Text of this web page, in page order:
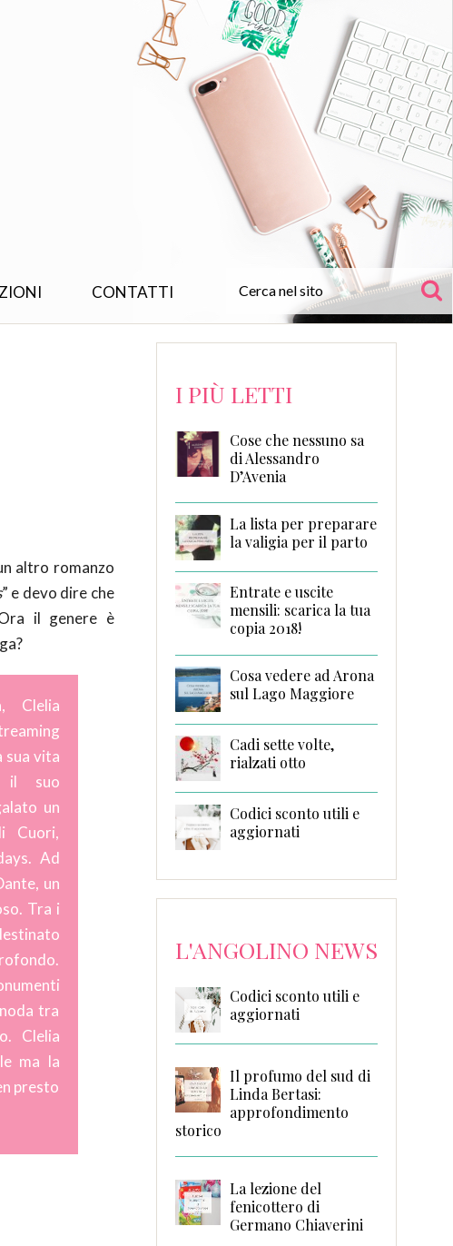
CONTATTI
altro romanzo
” e devo dire che
il genere è
Clelia
sua vita
il suo
un
Cuori,
Ad
un
Tra i
tra
Clelia
ma la
presto
I PIÙ LETTI
Cose che nessuno sa
di Alessandro
D’Avenia
La lista per preparare
la valigia per il parto
Entrate e uscite
mensili: scarica la tua
copia 2018!
Cosa vedere ad Arona
sul Lago Maggiore
Cadi sette volte,
rialzati otto
Codici sconto utili e
aggiornati
L'ANGOLINO NEWS
Codici sconto utili e
aggiornati
Il profumo del sud di
Linda Bertasi:
approfondimento
storico
La lezione del
fenicottero di
Germano Chiaverini